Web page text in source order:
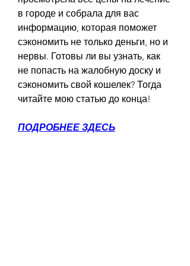
в городе и собрала для вас
информацию, которая поможет
сэкономить не только деньги, но и
нервы. Готовы ли вы узнать, как
не попасть на жалобную доску и
сэкономить свой кошелек? Тогда
читайте мою статью до конца!
ПОДРОБНЕЕ ЗДЕСЬ